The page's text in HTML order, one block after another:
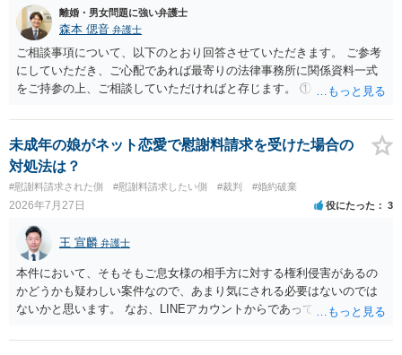
離婚・男女問題に強い弁護士
森本 偲音 弁護士
ご相談事項について、以下のとおり回答させていただきます。 ご参考
にしていただき、ご心配であれば最寄りの法律事務所に関係資料一式
をご持参の上、ご相談していただければと存じます。 ① このLINEの
される可能性はあるのか ⇒LINEを含む１００万円の貸付に至るまでの
やり取り等の経緯、誓約書の内容等を踏まえて、関係を清算するため
の 金銭であったと評価される可能性はあると考えます。 ② 「今後一
切関与しないなら100万円振り込む」というLINEや誓約書は、裁判上
どの程度証拠価値があるのか ⇒前後のやり取りや誓約書の具体的内容
を見ない限り、具体的な判断はできませんが、一定の証拠価値はある
と考えます。 ③ 借用書があっても、後から100万円を貸付扱いに変更
することは認められるのか。 ⇒おそらく１００万円は不当利得（受け
取る正当な権利がないのに利益を取得した）として返還請求されてい
るものかと推察しますので、 貸金返還ではないかと存じます。 ④ 私
は現在、収入も不安定で貯金もなくリボ払い借金が既に約100万あり。
今年に再婚したが主人はお金に厳しい為、一括で220万円を支払う事は
困難 仮に裁判で敗訴した場合でも、分割払いになる可能性はあります
未成年の娘がネット恋愛で慰謝料請求を受けた場合の
対処法は？
#慰謝料請求された側 #慰謝料請求したい側 #裁判 #婚約破棄
2026年7月27日 役にたった 3
王 宣麟 弁護士
本件において、そもそもご息女様の相手方に対する権利侵害があるの
かどうかも疑わしい案件なので、あまり気にされる必要はないのでは
ないかと思います。 なお、LINEアカウントからであっても、そこに紐
るパターンはありえるものの、本件のような精神的損害が発生したと